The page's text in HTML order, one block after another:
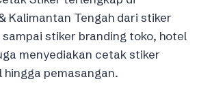
Kalimantan Tengah dari stiker
sampai stiker branding toko, hotel
menyediakan cetak stiker
hingga pemasangan.